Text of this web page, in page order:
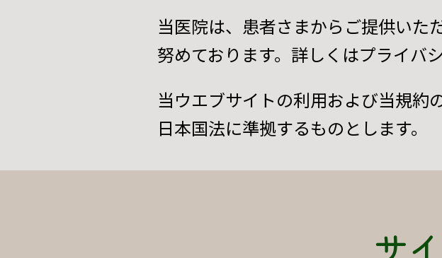
当医院は、患者さまからご提供いた
努めております。詳しくはプライバ
当ウエブサイトの利用および当規約
日本国法に準拠するものとします。
サ